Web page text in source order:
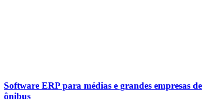
Software ERP para médias e grandes empresas de
ônibus